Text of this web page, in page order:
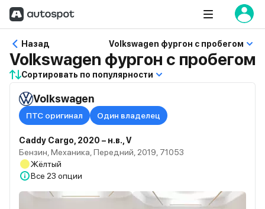
Назад Volkswagen фургон с пробегом
Volkswagen фургон с пробегом
Сортировать по популярности
Volkswagen
ПТС оригинал Один владелец
Caddy Cargo, 2020 – н.в., V
Бензин, Механика, Передний, 2019, 71053
Жёлтый
Все 23 опции